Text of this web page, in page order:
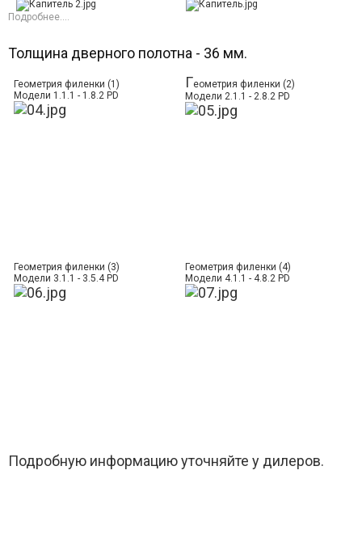
Подробнее....
Толщина дверного полотна - 36 мм.
Геометрия филенки (1)
Модели 1.1.1 - 1.8.2 PD
Геометрия филенки (2)
Модели 2.1.1 - 2.8.2 PD
Геометрия филенки (3)
Модели 3.1.1 - 3.5.4 PD
Геометрия филенки (4)
Модели 4.1.1 - 4.8.2 PD
Подробную информацию уточняйте у дилеров.